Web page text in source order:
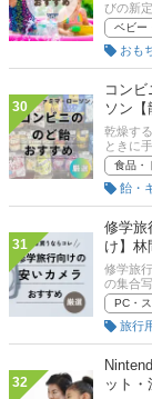
びの新
空気入
ちが大
選び方
クトサ
ざまな
考にし
の体験
参考に
ベビー
30
コン
ソン【
乾燥す
ときに
ン・フ
ってお
もすぐ
厳選し
食品・
31
修学旅
け】林
修学旅
の集合
たいけ
禁止さ
こで頼
前後か
間学校
や林間
PC・
旅行
32
ット